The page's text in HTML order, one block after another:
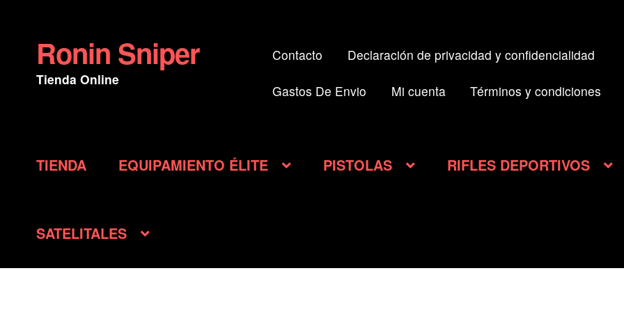
Ir
a
la
Ir
al
contenido
Ronin Sniper
Tienda Online
Contacto Declaración de privacidad y confidencialidad
Gastos De Envio Mi cuenta Términos y condiciones
TIENDA EQUIPAMIENTO ÉLITE PISTOLAS RIFLES DEPORTIVOS
SATELITALES